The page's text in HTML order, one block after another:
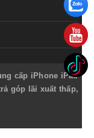
3580mAh
- -
cấp iPhone iPad
góp lãi xuất thấp,